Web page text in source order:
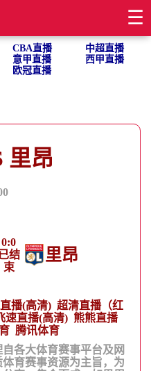
☰
CBA直播
中超直播
意甲直播
西甲直播
欧冠直播
里昂
0:0
结
束
里昂
播(高清) 超清直播（红
速直播(高清) 熊熊直播
腾讯体育
各大体育赛事平台及网
育赛事资源为主旨，为